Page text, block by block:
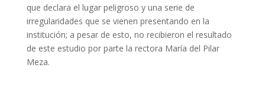
que declara el lugar peligroso y una serie de
irregularidades que se vienen presentando en la
institución; a pesar de esto, no recibieron el resultado
de este estudio por parte la rectora María del Pilar
Meza.